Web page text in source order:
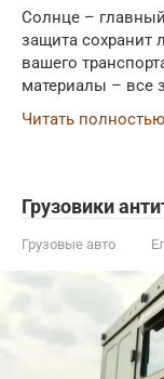
Солнце – главный
защита сохранит
вашего
материалы – все
Читать полностью
Грузовики
Грузовые авто